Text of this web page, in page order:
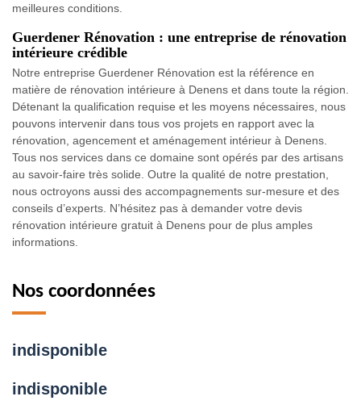
meilleures conditions.
Guerdener Rénovation : une entreprise de rénovation
intérieure crédible
Notre entreprise Guerdener Rénovation est la référence en
matière de rénovation intérieure à Denens et dans toute la région.
Détenant la qualification requise et les moyens nécessaires, nous
pouvons intervenir dans tous vos projets en rapport avec la
rénovation, agencement et aménagement intérieur à Denens.
Tous nos services dans ce domaine sont opérés par des artisans
au savoir-faire très solide. Outre la qualité de notre prestation,
nous octroyons aussi des accompagnements sur-mesure et des
conseils d’experts. N’hésitez pas à demander votre devis
rénovation intérieure gratuit à Denens pour de plus amples
informations.
Nos coordonnées
indisponible
indisponible